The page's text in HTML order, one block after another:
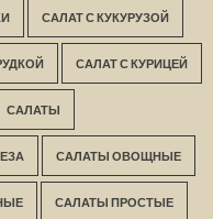
САЛАТ С КУКУРУЗОЙ
САЛАТ С КУРИЦЕЙ
САЛАТЫ
САЛАТЫ ОВОЩНЫЕ
САЛАТЫ ПРОСТЫЕ